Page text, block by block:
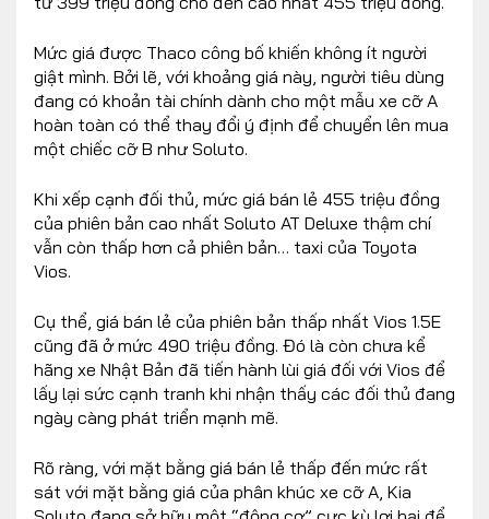
Mức giá được Thaco công bố khiến không ít người
giật mình. Bởi lẽ, với khoảng giá này, người tiêu dùng
đang có khoản tài chính dành cho một mẫu xe cỡ A
hoàn toàn có thể thay đổi ý định để chuyển lên mua
một chiếc cỡ B như Soluto.
Khi xếp cạnh đối thủ, mức giá bán lẻ 455 triệu đồng
của phiên bản cao nhất Soluto AT Deluxe thậm chí
vẫn còn thấp hơn cả phiên bản… taxi của Toyota
Vios.
Cụ thể, giá bán lẻ của phiên bản thấp nhất Vios 1.5E
cũng đã ở mức 490 triệu đồng. Đó là còn chưa kể
hãng xe Nhật Bản đã tiến hành lùi giá đối với Vios để
lấy lại sức cạnh tranh khi nhận thấy các đối thủ đang
ngày càng phát triển mạnh mẽ.
Rõ ràng, với mặt bằng giá bán lẻ thấp đến mức rất
sát với mặt bằng giá của phân khúc xe cỡ A, Kia